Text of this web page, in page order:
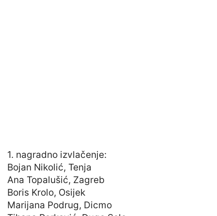
1. nagradno izvlačenje:
Bojan Nikolić, Tenja
Ana Topalušić, Zagreb
Boris Krolo, Osijek
Marijana Podrug, Dicmo